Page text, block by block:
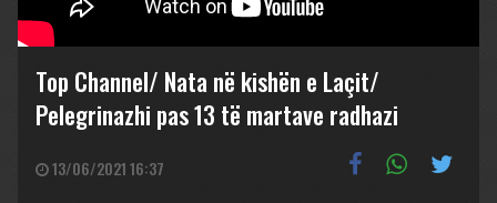
Top Channel/ Nata në kishën e Laçit/
Pelegrinazhi pas 13 të martave radhazi
13/06/2021 16:37